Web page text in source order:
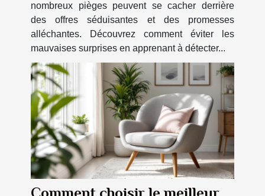
nombreux pièges peuvent se cacher derrière
des offres séduisantes et des promesses
alléchantes. Découvrez comment éviter les
mauvaises surprises en apprenant à détecter...